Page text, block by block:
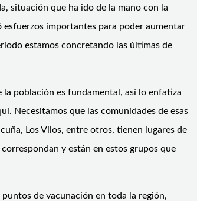
situación que ha ido de la mano con la
importantes para poder aumentar
estamos concretando las últimas de
población es fundamental, así lo enfatiza
Necesitamos que las comunidades de esas
Los Vilos, entre otros, tienen lugares de
y están en estos grupos que
de vacunación en toda la región,